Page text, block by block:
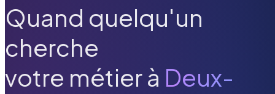
Quand quelqu'un
cherche
votre métier à Deux-